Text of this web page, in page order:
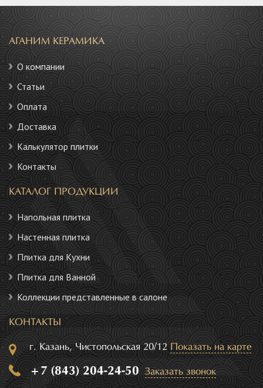
АГАНИМ КЕРАМИКА
О компании
Статьи
Оплата
Доставка
Калькулятор плитки
Контакты
КАТАЛОГ ПРОДУКЦИИ
Напольная плитка
Настенная плитка
Плитка для Кухни
Плитка для Ванной
Коллекции представленные в салоне
КОНТАКТЫ
г. Казань, Чистопольская 20/12 Показать на карте
+7 (843) 204-24-50 Заказать звонок